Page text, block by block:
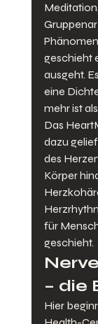
geschieht
ausgeht.
eine
mehr ist
Das
dazu
des
Körper
für
geschieht.
– die
Hier